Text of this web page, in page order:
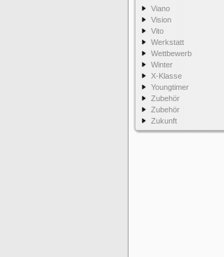
Viano
Vision
Vito
Werkstatt
Wettbewerb
Winter
X-Klasse
Youngtimer
Zubehör
Zubehör
Zukunft